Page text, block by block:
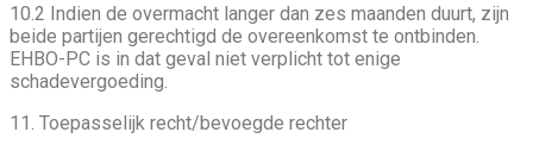
10.2 Indien de overmacht langer dan zes maanden duurt, zijn
beide partijen gerechtigd de overeenkomst te ontbinden.
EHBO-PC is in dat geval niet verplicht tot enige
schadevergoeding.
11. Toepasselijk recht/bevoegde rechter